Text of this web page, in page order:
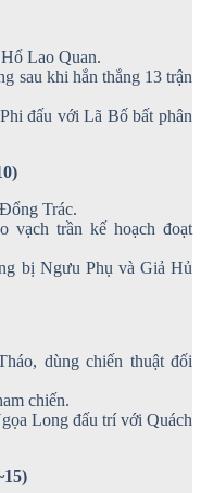
Lao Quan.
sau khi hắn thắng 13 trận
đấu với Lã Bố bất phân
Trác.
trần kế hoạch đoạt
bị Ngưu Phụ và Giả Hủ
dùng chiến thuật đối
chiến.
Long đấu trí với Quách